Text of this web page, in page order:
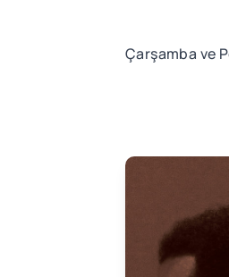
Çarşamba ve